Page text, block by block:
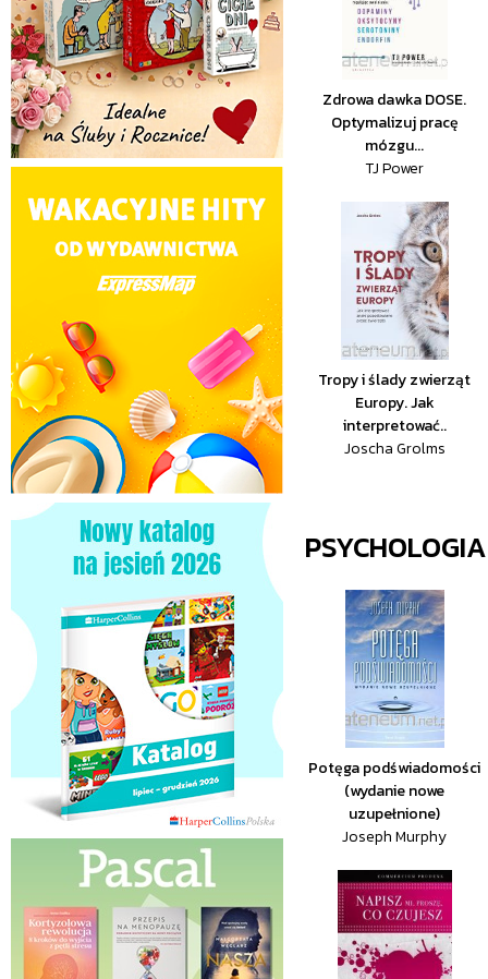
Zdrowa dawka DOSE.
Optymalizuj pracę
mózgu...
TJ Power
Tropy i ślady zwierząt
Europy. Jak
interpretować..
Joscha Grolms
PSYCHOLOGIA
Potęga podświadomości
(wydanie nowe
uzupełnione)
Joseph Murphy